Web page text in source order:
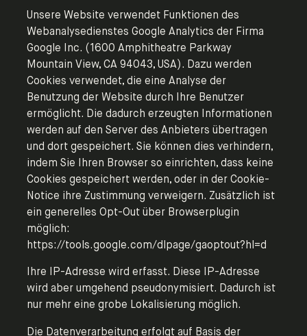
Unsere Website verwendet Funktionen des
Webanalysedienstes Google Analytics der Firma
Google Inc. (1600 Amphitheatre Parkway
Mountain View, CA 94043, USA). Dazu werden
Cookies verwendet, die eine Analyse der
Benutzung der Website durch Ihre Benutzer
ermöglicht. Die dadurch erzeugten Informationen
werden auf den Server des Anbieters übertragen
und dort gespeichert. Sie können dies verhindern,
indem Sie Ihren Browser so einrichten, dass keine
Cookies gespeichert werden, oder in der Cookie-
Notice ihre Zustimmung verweigern. Zusätzlich ist
ein generelles Opt-Out über Browserplugin
möglich:
https://tools.google.com/dlpage/gaoptout?hl=d
Ihre IP-Adresse wird erfasst. Diese IP-Adresse
wird aber umgehend pseudonymisiert. Dadurch ist
nur mehr eine grobe Lokalisierung möglich.
Die Datenverarbeitung erfolgt auf Basis der